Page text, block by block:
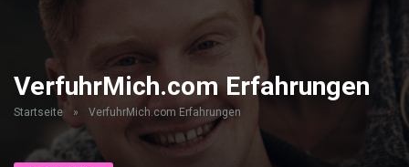
VerfuhrMich.com Erfahrungen
Startseite » VerfuhrMich.com Erfahrungen